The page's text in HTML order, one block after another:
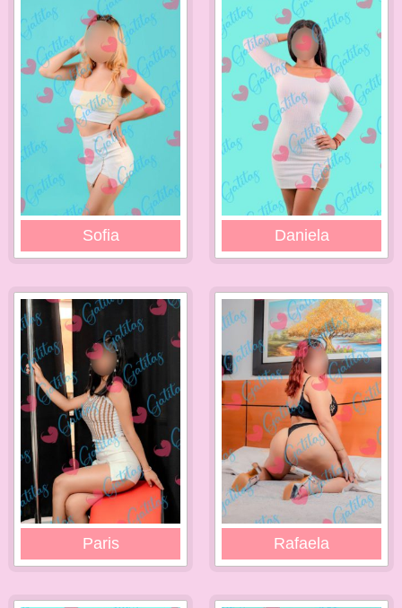
Sofia Daniela
Paris Rafaela